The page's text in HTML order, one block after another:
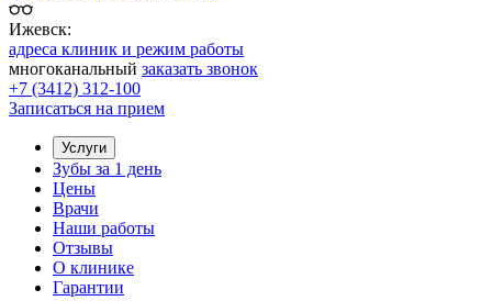
Ижевск:
адреса клиник и режим работы
многоканальный заказать звонок
+7 (3412) 312-100
Записаться на прием
Услуги
Зубы за 1 день
Цены
Врачи
Наши работы
Отзывы
О клинике
Гарантии